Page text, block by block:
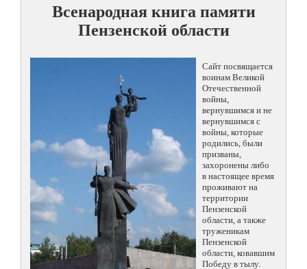
Всенародная книга памяти
Пензенской области
Сайт посвящается
воинам Великой
Отечественной
войны,
вернувшимся и не
вернувшимся с
войны, которые
родились, были
призваны,
захоронены либо
в настоящее время
проживают на
территории
Пензенской
области, а также
труженикам
Пензенской
области, ковавшим
Победу в тылу.